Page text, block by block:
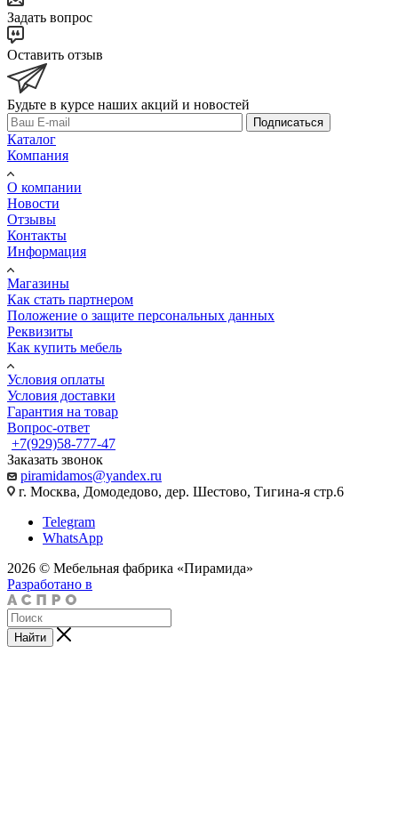
Задать вопрос
Оставить отзыв
Будьте в курсе наших акций и новостей
Подписаться
Каталог
Компания
О компании
Новости
Отзывы
Контакты
Информация
Магазины
Как стать партнером
Положение о защите персональных данных
Реквизиты
Как купить мебель
Условия оплаты
Условия доставки
Гарантия на товар
Вопрос-ответ
+7(929)58-777-47
Заказать звонок
piramidamos@yandex.ru
г. Москва, Домодедово, дер. Шестово, Тигина-я стр.6
Telegram
WhatsApp
2026 © Мебельная фабрика «Пирамида»
Разработано в
Найти